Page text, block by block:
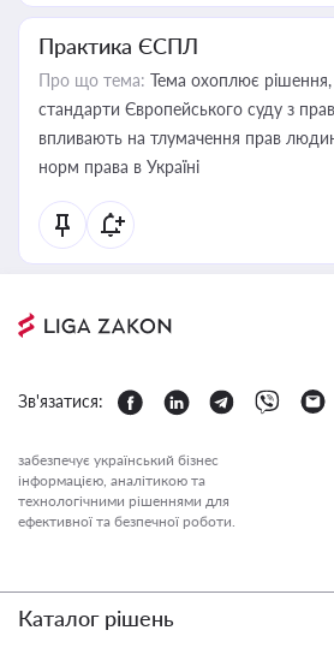
Практика ЄСПЛ
Про що тема: Тема охоплює рішення,
стандарти Європейського суду з
впливають на тлумачення прав
норм права в Україні
Зв'язатися:
забезпечує український бізнес
інформацією, аналітикою та
технологічними рішеннями для
ефективної та безпечної роботи.
Каталог рішень